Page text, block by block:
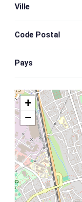
Ville
Code Postal
Pays
+
−